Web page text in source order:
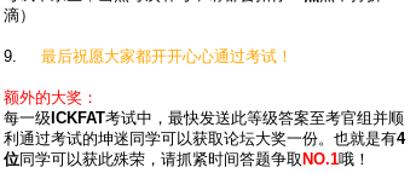
滴）
9. 最后祝愿大家都开开心心通过考试！
额外的大奖：
每一级 ICKFAT考试中，最快发送此等级答案至考官组并顺
利通过考试的坤迷同学可以获取论坛大奖一份。也就是有4
位同学可以获此殊荣，请抓紧时间答题争取 NO.1哦！